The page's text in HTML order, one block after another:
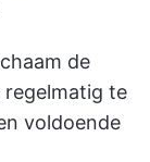
de
te
voldoende